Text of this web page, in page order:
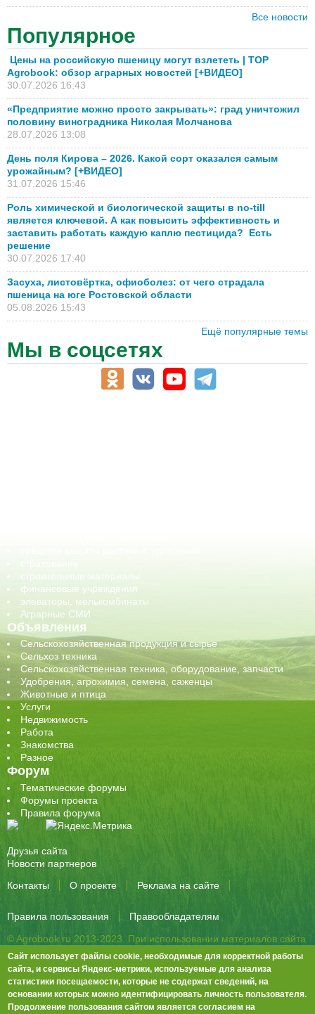
Все новости
Популярное
Цены на российскую пшеницу могут взлететь | TOP
Agrobook: обзор аграрных новостей [+ВИДЕО]
30.07.2026 16:43
«Предприятие можно просто закрывать»: град уничтожил
половину виноградника Николая Молчанова
28.07.2026 13:08
День поля Кирова – 2026. Какой сорт оказался самым
урожайным? [+ВИДЕО]
31.07.2026 15:46
Роль химической и биологической защиты в no-till
является ключевой. А как повысить эффективность и
заставить работать каждую каплю пестицида? Есть
решение
30.07.2026 17:40
Засуха, листовёртка, офиоболез: от чего страдала
пшеница на юге Ростовской области
05.08.2026 15:43
Ещё популярные темы
Мы в соцсетях
строительные материалы
финансовые учреждения
элеваторы, мелькомбинаты
Аграрные СМИ
Объявления
Сельскохозяйственная продукция и сырье
Сельхоз техника
Сельскохозяйственная техника, оборудование, запчасти
Удобрения, агрохимия, семена, саженцы
Животные и птица
Услуги
Недвижимость
Работа
Знакомства
Разное
Форум
Тематические форумы
Форумы проекта
Правила форума
Друзья сайта
Новости партнеров
Контакты
О проекте Реклама на сайте
Правила пользования
Правообладателям
© Agrobook.ru 2013-2023. При использовании материалов сайта
активная ссылка на публикацию обязательна.
344000, Ростов-на-Дону, ул. Города Волос, д.6, 8 этаж, офис 803
Тел./факс: +7 (863) 282-83-13 e-mail:info@agrobook.ru
Возрастная категория сайта: 16+. Объявления на сайте не
Сайт использует файлы cookie, необходимые для корректной работы
сайта, и сервисы Яндекс-метрики, используемые для анализа
статистики посещаемости, которые не содержат сведений, на
основании которых можно идентифицировать личность пользователя.
Продолжение пользования сайтом является согласием на